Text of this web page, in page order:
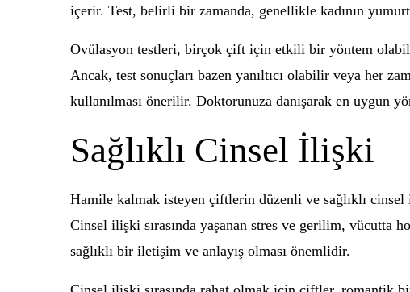
içerir. Test, belirli bir zamanda, genellikle kadının
Ovülasyon testleri, birçok çift için etkili bir yöntem
Ancak, test sonuçları bazen yanıltıcı olabilir veya her
kullanılması önerilir. Doktorunuza danışarak en uygun
Sağlıklı Cinsel İlişki
Hamile kalmak isteyen çiftlerin düzenli ve sağlıklı
Cinsel ilişki sırasında yaşanan stres ve gerilim, vücutta
sağlıklı bir iletişim ve anlayış olması önemlidir.